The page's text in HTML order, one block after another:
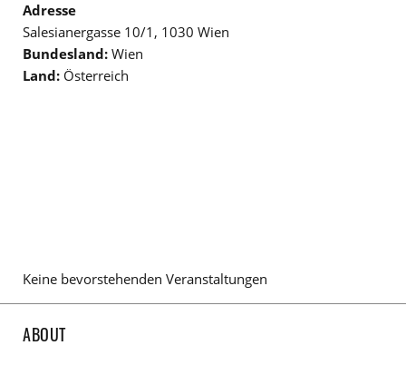
Adresse
Salesianergasse 10/1, 1030 Wien
Bundesland: Wien
Land: Österreich
Keine bevorstehenden Veranstaltungen
ABOUT